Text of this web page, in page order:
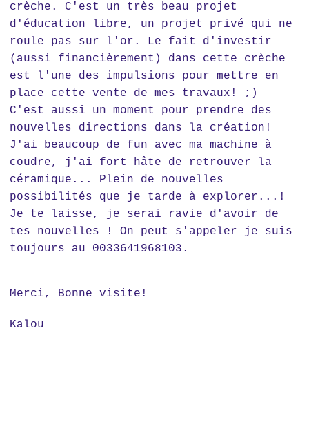
crèche. C'est un très beau projet
d'éducation libre, un projet privé qui ne
roule pas sur l'or. Le fait d'investir
(aussi financièrement) dans cette crèche
est l'une des impulsions pour mettre en
place cette vente de mes travaux! ;)
C'est aussi un moment pour prendre des
nouvelles directions dans la création!
J'ai beaucoup de fun avec ma machine à
coudre, j'ai fort hâte de retrouver la
céramique... Plein de nouvelles
possibilités que je tarde à explorer...!
Je te laisse, je serai ravie d'avoir de
tes nouvelles ! On peut s'appeler je suis
toujours au 0033641968103.
Merci, Bonne visite!
Kalou